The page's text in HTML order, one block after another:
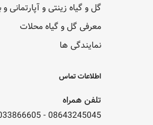
گل و گیاه زینتی و آپارتمانی
معرفی گل و گیاه محلات
نمایندگی ها
اطلاعات تماس
تلفن همراه
08643245045
-